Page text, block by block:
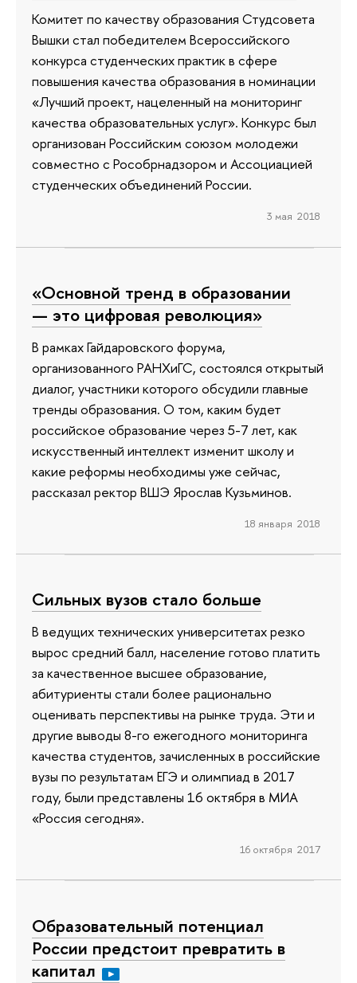
Комитет по качеству образования Студсовета
Вышки стал победителем Всероссийского
конкурса студенческих практик в сфере
повышения качества образования в номинации
«Лучший проект, нацеленный на мониторинг
качества образовательных услуг». Конкурс был
организован Российским союзом молодежи
совместно с Рособрнадзором и Ассоциацией
студенческих объединений России.
3 мая 2018
«Основной тренд в образовании
— это цифровая революция»
В рамках Гайдаровского форума,
организованного РАНХиГС, состоялся открытый
диалог, участники которого обсудили главные
тренды образования. О том, каким будет
российское образование через 5-7 лет, как
искусственный интеллект изменит школу и
какие реформы необходимы уже сейчас,
рассказал ректор ВШЭ Ярослав Кузьминов.
18 января 2018
Сильных вузов стало больше
В ведущих технических университетах резко
вырос средний балл, население готово платить
за качественное высшее образование,
абитуриенты стали более рационально
оценивать перспективы на рынке труда. Эти и
другие выводы 8-го ежегодного мониторинга
качества студентов, зачисленных в российские
вузы по результатам ЕГЭ и олимпиад в 2017
году, были представлены 16 октября в МИА
«Россия сегодня».
16 октября 2017
Образовательный потенциал
России предстоит превратить в
капитал